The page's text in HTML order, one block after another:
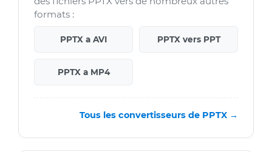
formats :
PPTX a AVI PPTX vers PPT
PPTX a MP4
Tous les convertisseurs de PPTX →